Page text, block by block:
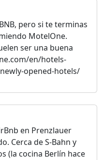
pero si te terminas
MotelOne.
ser una buena
en/hotels-
opened-hotels/
en Prenzlauer
Cerca de S-Bahn y
(la cocina Berlín hace